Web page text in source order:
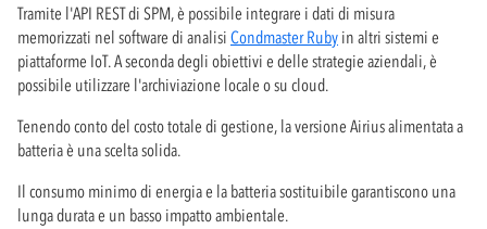
Tramite l'API REST di SPM, è possibile integrare i dati di misura
memorizzati nel software di analisi Condmaster Ruby in altri sistemi e
piattaforme IoT. A seconda degli obiettivi e delle strategie aziendali, è
possibile utilizzare l'archiviazione locale o su cloud.
Tenendo conto del costo totale di gestione, la versione Airius alimentata a
batteria è una scelta solida.
Il consumo minimo di energia e la batteria sostituibile garantiscono una
lunga durata e un basso impatto ambientale.